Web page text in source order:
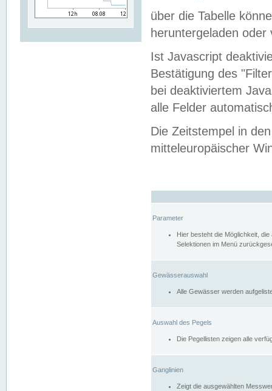
über die Tabelle
heruntergeladen oder
Ist Javascript
Bestätigung des
bei deaktiviertem
alle Felder
Die Zeitstempel in
mitteleuropäischer
Parameter
Hier besteht die Möglichkeit,
Selektionen im Menü
Gewässerauswahl
Alle Gewässer werden
Auswahl des Pegels
Die Pegellisten zeigen alle
Ganglinien
Zeigt die ausgewählten